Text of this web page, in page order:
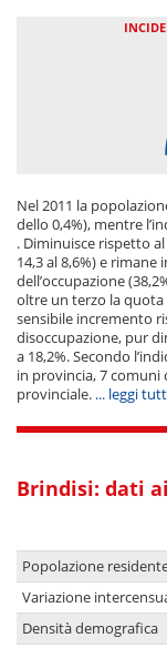
Nel 2011 la
dello 0,4%), mentre
. Diminuisce rispetto
14,3 al 8,6%) e rimane
dell’occupazione
oltre un terzo la quota
sensibile incremento
disoccupazione, pur
a 18,2%. Secondo
in provincia, 7 comuni
provinciale. ... leggi
Brindisi: dati
Popolazione
Variazione
Densità demografica